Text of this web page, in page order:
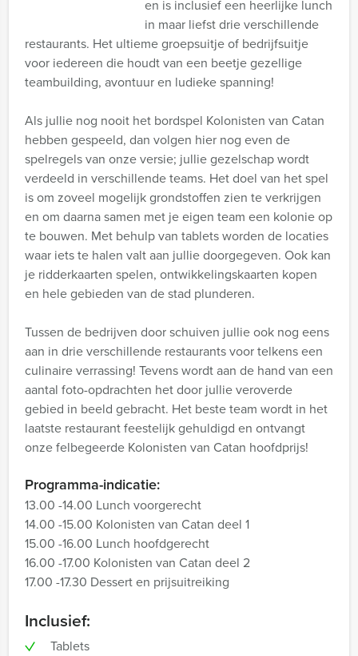
en is inclusief een heerlijke lunch
in maar liefst drie verschillende
restaurants. Het ultieme groepsuitje of bedrijfsuitje
voor iedereen die houdt van een beetje gezellige
teambuilding, avontuur en ludieke spanning!
Als jullie nog nooit het bordspel Kolonisten van Catan
hebben gespeeld, dan volgen hier nog even de
spelregels van onze versie; jullie gezelschap wordt
verdeeld in verschillende teams. Het doel van het spel
is om zoveel mogelijk grondstoffen zien te verkrijgen
en om daarna samen met je eigen team een kolonie op
te bouwen. Met behulp van tablets worden de locaties
waar iets te halen valt aan jullie doorgegeven. Ook kan
je ridderkaarten spelen, ontwikkelingskaarten kopen
en hele gebieden van de stad plunderen.
Tussen de bedrijven door schuiven jullie ook nog eens
aan in drie verschillende restaurants voor telkens een
culinaire verrassing! Tevens wordt aan de hand van een
aantal foto-opdrachten het door jullie veroverde
gebied in beeld gebracht. Het beste team wordt in het
laatste restaurant feestelijk gehuldigd en ontvangt
onze felbegeerde Kolonisten van Catan hoofdprijs!
Programma-indicatie:
13.00 -14.00 Lunch voorgerecht
14.00 -15.00 Kolonisten van Catan deel 1
15.00 -16.00 Lunch hoofdgerecht
16.00 -17.00 Kolonisten van Catan deel 2
17.00 -17.30 Dessert en prijsuitreiking
Inclusief:
Tablets